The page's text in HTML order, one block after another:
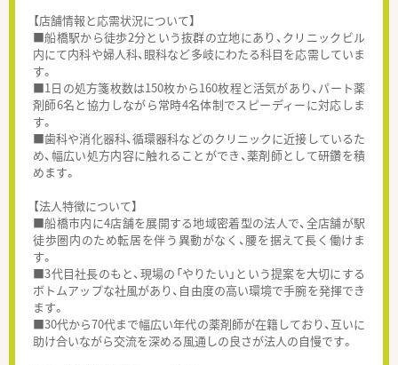
【店舗情報と応需状況について】
■船橋駅から徒歩2分という抜群の立地にあり、クリニックビル
内にて内科や婦人科、眼科など多岐にわたる科目を応需していま
す。
■1日の処方箋枚数は150枚から160枚程と活気があり、パート薬
剤師6名と協力しながら常時4名体制でスピーディーに対応しま
す。
■歯科や消化器科、循環器科などのクリニックに近接しているた
め、幅広い処方内容に触れることができ、薬剤師として研鑽を積
めます。
【法人特徴について】
■船橋市内に4店舗を展開する地域密着型の法人で、全店舗が駅
徒歩圏内のため転居を伴う異動がなく、腰を据えて長く働けま
す。
■3代目社長のもと、現場の「やりたい」という提案を大切にする
ボトムアップな社風があり、自由度の高い環境で手腕を発揮でき
ます。
■30代から70代まで幅広い年代の薬剤師が在籍しており、互いに
助け合いながら交流を深める風通しの良さが法人の自慢です。